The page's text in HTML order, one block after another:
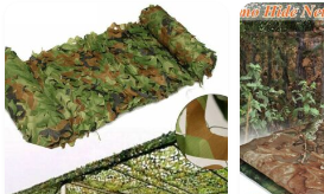
viacero
variantov.
Možnosti
môžete
vybrať
na
stránke
produktu.